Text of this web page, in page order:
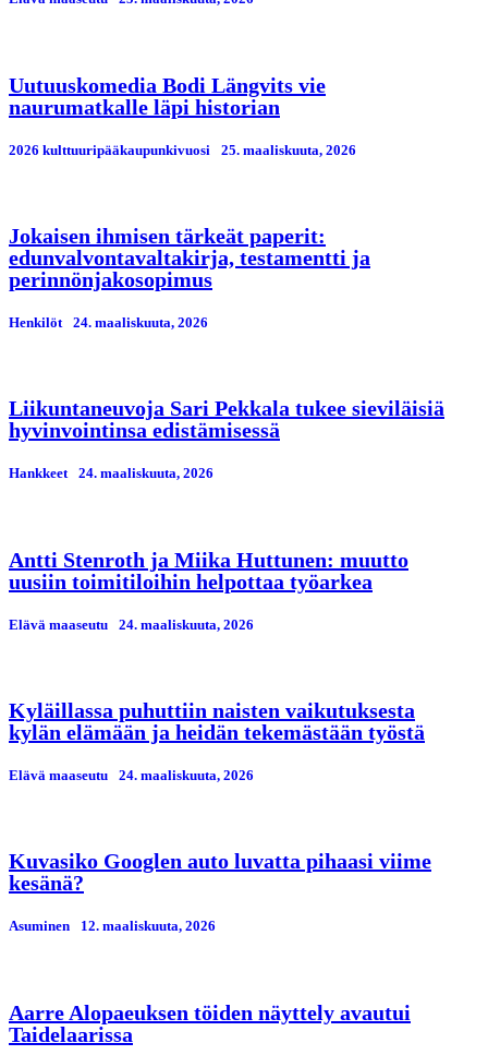
Uutuuskomedia Bodi Längvits vie
naurumatkalle läpi historian
2026 kulttuuripääkaupunkivuosi 25. maaliskuuta, 2026
Jokaisen ihmisen tärkeät paperit:
edunvalvontavaltakirja, testamentti ja
perinnönjakosopimus
Henkilöt 24. maaliskuuta, 2026
Liikuntaneuvoja Sari Pekkala tukee sieviläisiä
hyvinvointinsa edistämisessä
Hankkeet 24. maaliskuuta, 2026
Antti Stenroth ja Miika Huttunen: muutto
uusiin toimitiloihin helpottaa työarkea
Elävä maaseutu 24. maaliskuuta, 2026
Kyläillassa puhuttiin naisten vaikutuksesta
kylän elämään ja heidän tekemästään työstä
Elävä maaseutu 24. maaliskuuta, 2026
Kuvasiko Googlen auto luvatta pihaasi viime
kesänä?
Asuminen 12. maaliskuuta, 2026
Aarre Alopaeuksen töiden näyttely avautui
Taidelaarissa